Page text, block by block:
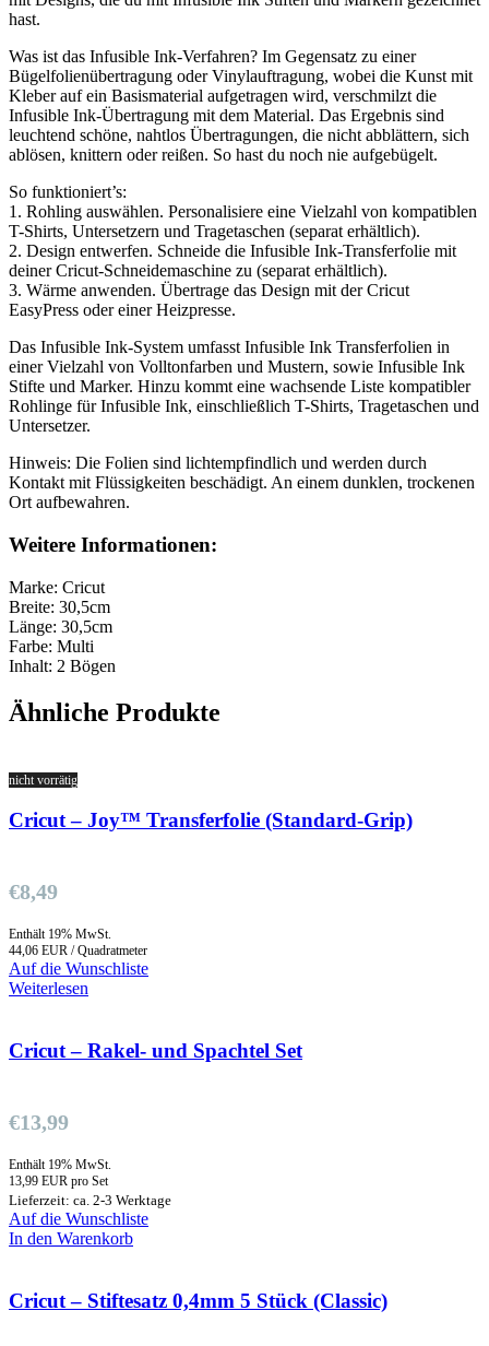
hast.
Was ist das Infusible Ink-Verfahren? Im Gegensatz zu einer
Bügelfolienübertragung oder Vinylauftragung, wobei die Kunst mit
Kleber auf ein Basismaterial aufgetragen wird, verschmilzt die
Infusible Ink-Übertragung mit dem Material. Das Ergebnis sind
leuchtend schöne, nahtlos Übertragungen, die nicht abblättern, sich
ablösen, knittern oder reißen. So hast du noch nie aufgebügelt.
So funktioniert’s:
1. Rohling auswählen. Personalisiere eine Vielzahl von kompatiblen
T-Shirts, Untersetzern und Tragetaschen (separat erhältlich).
2. Design entwerfen. Schneide die Infusible Ink-Transferfolie mit
deiner Cricut-Schneidemaschine zu (separat erhältlich).
3. Wärme anwenden. Übertrage das Design mit der Cricut
EasyPress oder einer Heizpresse.
Das Infusible Ink-System umfasst Infusible Ink Transferfolien in
einer Vielzahl von Volltonfarben und Mustern, sowie Infusible Ink
Stifte und Marker. Hinzu kommt eine wachsende Liste kompatibler
Rohlinge für Infusible Ink, einschließlich T-Shirts, Tragetaschen und
Untersetzer.
Hinweis: Die Folien sind lichtempfindlich und werden durch
Kontakt mit Flüssigkeiten beschädigt. An einem dunklen, trockenen
Ort aufbewahren.
Weitere Informationen:
Marke: Cricut
Breite: 30,5cm
Länge: 30,5cm
Farbe: Multi
Inhalt: 2 Bögen
Ähnliche Produkte
nicht vorrätig
Cricut – Joy™ Transferfolie (Standard-Grip)
€8,49
Enthält 19% MwSt.
44,06 EUR / Quadratmeter
Auf die Wunschliste
Weiterlesen
Cricut – Rakel- und Spachtel Set
€13,99
Enthält 19% MwSt.
13,99 EUR pro Set
Lieferzeit: ca. 2-3 Werktage
Auf die Wunschliste
In den Warenkorb
Cricut – Stiftesatz 0,4mm 5 Stück (Classic)